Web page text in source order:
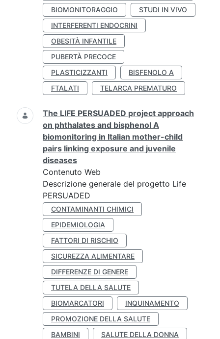
BIOMONITORAGGIO
STUDI IN VIVO
INTERFERENTI ENDOCRINI
OBESITÀ INFANTILE
PUBERTÀ PRECOCE
PLASTICIZZANTI
BISFENOLO A
FTALATI
TELARCA PREMATURO
The LIFE PERSUADED project approach
on phthalates and bisphenol A
biomonitoring in Italian mother-child
pairs linking exposure and juvenile
diseases
Contenuto Web
Descrizione generale del progetto Life
PERSUADED
CONTAMINANTI CHIMICI
EPIDEMIOLOGIA
FATTORI DI RISCHIO
SICUREZZA ALIMENTARE
DIFFERENZE DI GENERE
TUTELA DELLA SALUTE
BIOMARCATORI
INQUINAMENTO
PROMOZIONE DELLA SALUTE
BAMBINI
SALUTE DELLA DONNA